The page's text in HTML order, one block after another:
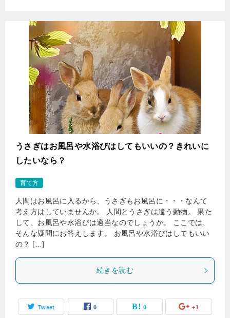
うさぎはお風呂や水浴びはしてもいいの？きれいに
したいなら？
育て方
人間はお風呂に入るから、うさぎもお風呂に・・・なんて
考え方はしていませんか。 人間とうさぎは違う動物。 果た
して、お風呂や水浴びは適当なのでしょうか。 ここでは、
そんな疑問にお答えします。 お風呂や水浴びはしてもいい
の？ […]
続きを読む
Tweet 0 0 +1